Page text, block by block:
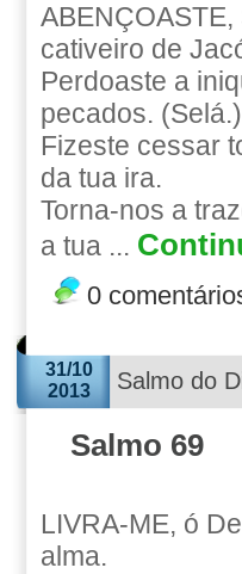
cativeiro de
Perdoaste a
pecados. (Selá.)
Fizeste cessar
da tua ira.
Torna-nos a
a tua ...
0
31/10
2013
Salmo do
Salmo 69
LIVRA-ME, ó
alma.